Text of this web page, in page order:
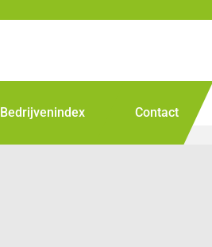
Bedrijvenindex Contact